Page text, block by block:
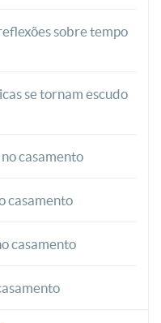
sobre tempo
se tornam escudo
casamento
casamento
casamento